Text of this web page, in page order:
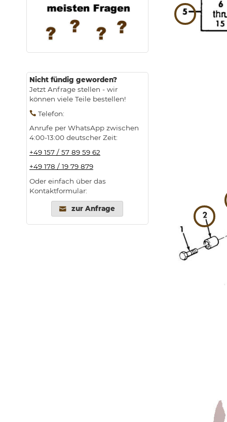
Nicht fündig geworden?
Jetzt Anfrage stellen - wir
können viele Teile bestellen!
Telefon:
Anrufe per WhatsApp zwischen
4:00-13:00 deutscher Zeit:
+49 157 / 57 89 59 62
+49 178 / 19 79 879
Oder einfach über das
Kontaktformular:
zur Anfrage